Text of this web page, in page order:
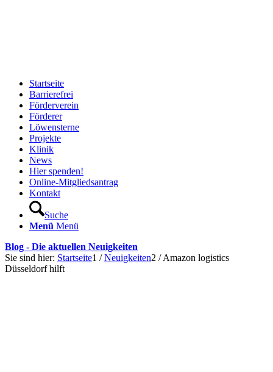
Startseite
Barrierefrei
Förderverein
Förderer
Löwensterne
Projekte
Klinik
News
Hier spenden!
Online-Mitgliedsantrag
Kontakt
Suche
Menü Menü
Blog - Die aktuellen Neuigkeiten
Sie sind hier: Startseite1 / Neuigkeiten2 / Amazon logistics
Düsseldorf hilft